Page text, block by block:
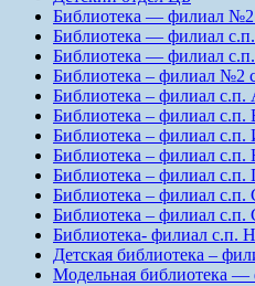
Библиотека — филиал
Библиотека — филиал
Библиотека — филиал
Библиотека – филиал №2
Библиотека – филиал
Библиотека – филиал с.п.
Библиотека – филиал с.п.
Библиотека – филиал
Библиотека – филиал с.п.
Библиотека – филиал с.п.
Библиотека – филиал с.п.
Библиотека- филиал с.п.
Детская библиотека –
Модельная библиотека